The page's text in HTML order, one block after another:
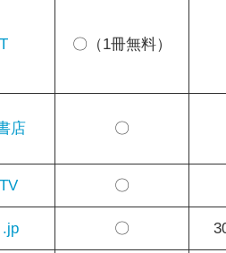
〇（1冊無料）
店 〇
〇
〇